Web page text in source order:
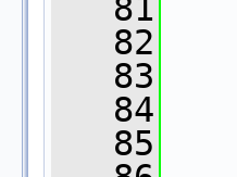
   81
   82
   83
   84
   85